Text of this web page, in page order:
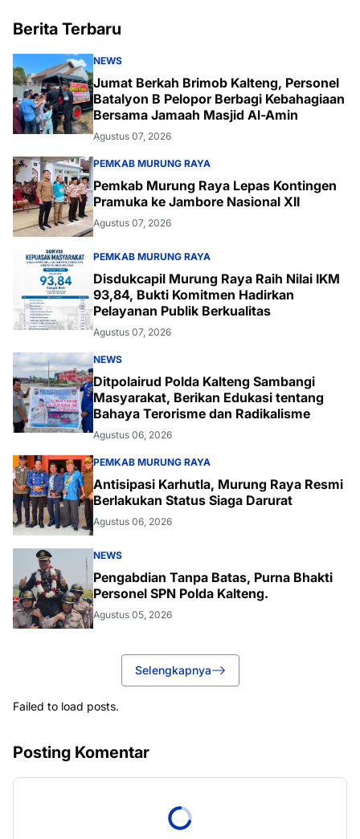
Berita Terbaru
NEWS
Jumat Berkah Brimob Kalteng, Personel
Batalyon B Pelopor Berbagi Kebahagiaan
Bersama Jamaah Masjid Al-Amin
Agustus 07, 2026
PEMKAB MURUNG RAYA
Pemkab Murung Raya Lepas Kontingen
Pramuka ke Jambore Nasional XII
Agustus 07, 2026
PEMKAB MURUNG RAYA
Disdukcapil Murung Raya Raih Nilai IKM
93,84, Bukti Komitmen Hadirkan
Pelayanan Publik Berkualitas
Agustus 07, 2026
NEWS
Ditpolairud Polda Kalteng Sambangi
Masyarakat, Berikan Edukasi tentang
Bahaya Terorisme dan Radikalisme
Agustus 06, 2026
PEMKAB MURUNG RAYA
Antisipasi Karhutla, Murung Raya Resmi
Berlakukan Status Siaga Darurat
Agustus 06, 2026
NEWS
Pengabdian Tanpa Batas, Purna Bhakti
Personel SPN Polda Kalteng.
Agustus 05, 2026
Selengkapnya
Failed to load posts.
Posting Komentar